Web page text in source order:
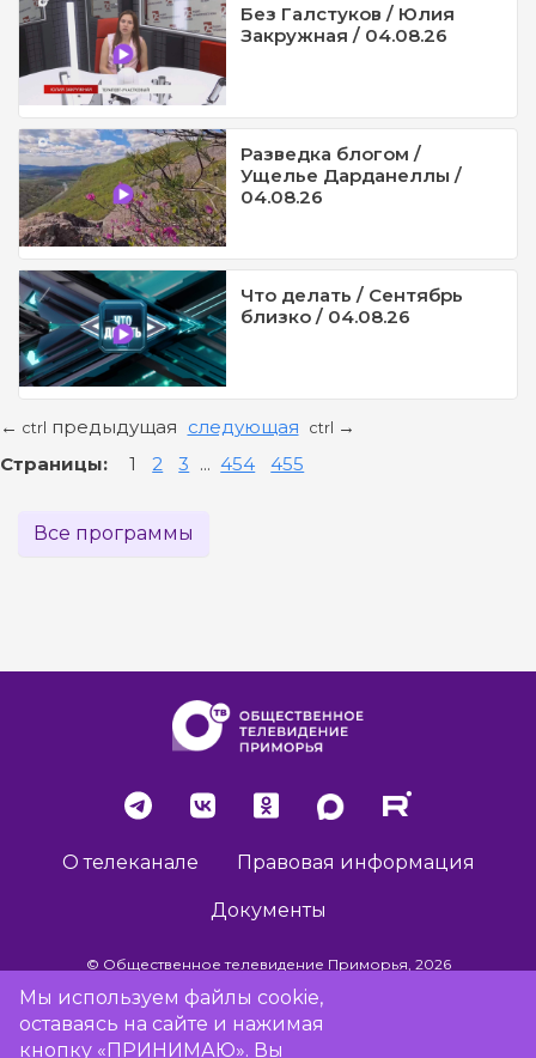
Без Галстуков / Юлия
Закружная / 04.08.26
Разведка блогом /
Ущелье Дарданеллы /
04.08.26
Что делать / Сентябрь
близко / 04.08.26
← ctrl предыдущая следующая ctrl →
Страницы: 1 2 3 ... 454 455
Все программы
О телеканале Правовая информация
Документы
© Общественное телевидение Приморья, 2026
Разработка сайта -
Мы используем файлы cookie,
оставаясь на сайте и нажимая
кнопку «ПРИНИМАЮ». Вы